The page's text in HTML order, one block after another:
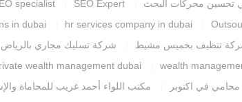
محركات البحث SEO Expert
specialist
hr services company in dubai
in dubai
تنظيف بخميس مشيط شركة تسليك مجاري بالرياض
wealth
wealth management dubai
محامي في اكتوبر
مكتب اللواء أحمد غريب للمحاماة